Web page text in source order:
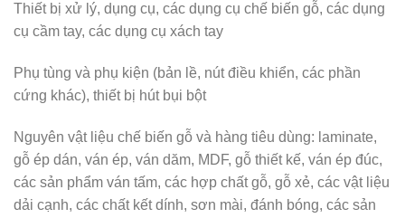
Thiết bị xử lý, dụng cụ, các dụng cụ chế biến gỗ, các dụng
cụ cầm tay, các dụng cụ xách tay
Phụ tùng và phụ kiện (bản lề, nút điều khiển, các phần
cứng khác), thiết bị hút bụi bột
Nguyên vật liệu chế biến gỗ và hàng tiêu dùng: laminate,
gỗ ép dán, ván ép, ván dăm, MDF, gỗ thiết kế, ván ép đúc,
các sản phẩm ván tấm, các hợp chất gỗ, gỗ xẻ, các vật liệu
dải cạnh, các chất kết dính, sơn mài, đánh bóng, các sản